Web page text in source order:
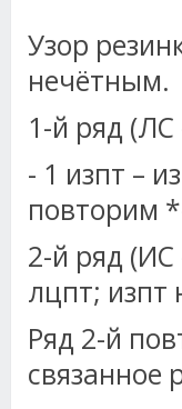
Узор
нечётным.
1-й ряд (ЛС
- 1 изпт –
повторим
2-й ряд
лцпт; изпт
Ряд 2-й
связанное